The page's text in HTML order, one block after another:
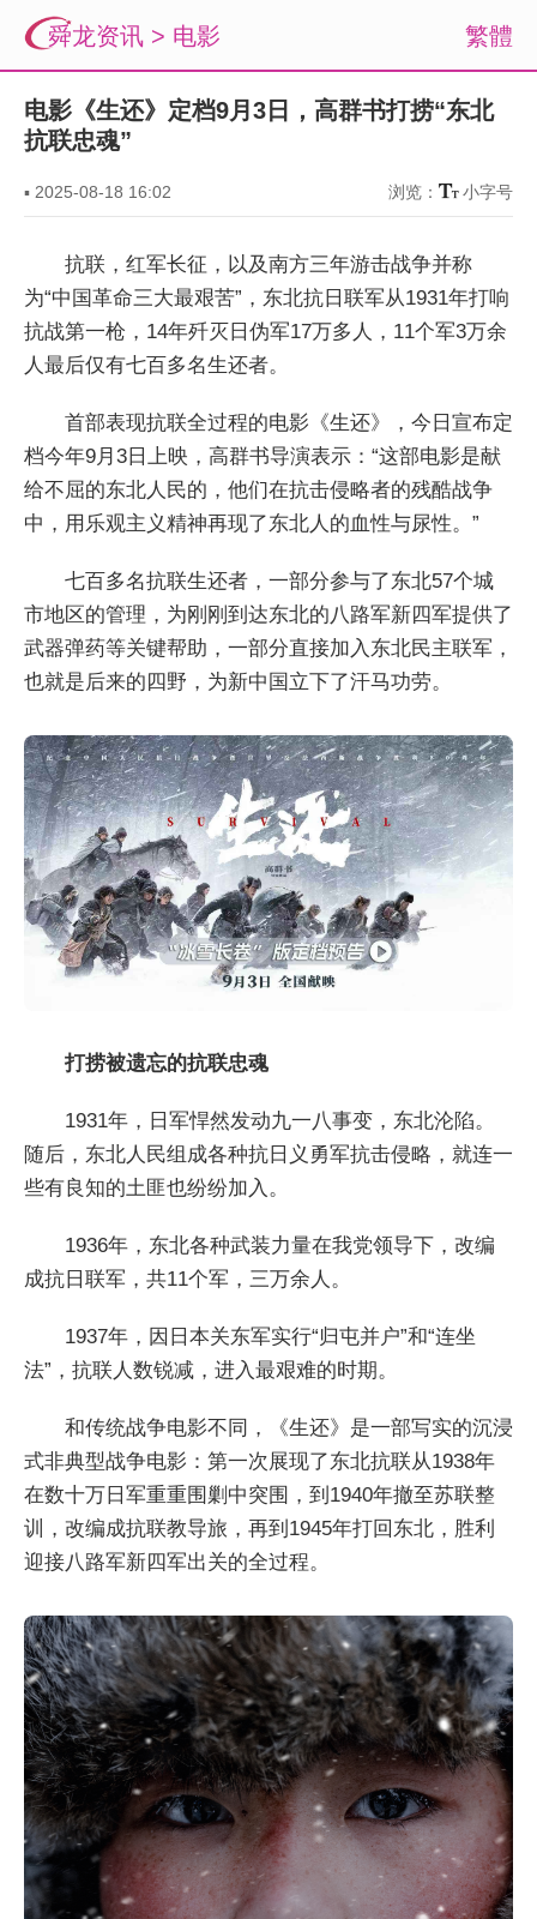
繁體
舜龙资讯 > 电影
电影《生还》定档9月3日，高群书打捞“东北
抗联忠魂”
▪ 2025-08-18 16:02 浏览： 小字号
抗联，红军长征，以及南方三年游击战争并称
为“中国革命三大最艰苦”，东北抗日联军从1931年打响
抗战第一枪，14年歼灭日伪军17万多人，11个军3万余
人最后仅有七百多名生还者。
首部表现抗联全过程的电影《生还》，今日宣布定
档今年9月3日上映，高群书导演表示：“这部电影是献
给不屈的东北人民的，他们在抗击侵略者的残酷战争
中，用乐观主义精神再现了东北人的血性与尿性。”
七百多名抗联生还者，一部分参与了东北57个城
市地区的管理，为刚刚到达东北的八路军新四军提供了
武器弹药等关键帮助，一部分直接加入东北民主联军，
也就是后来的四野，为新中国立下了汗马功劳。
打捞被遗忘的抗联忠魂
1931年，日军悍然发动九一八事变，东北沦陷。
随后，东北人民组成各种抗日义勇军抗击侵略，就连一
些有良知的土匪也纷纷加入。
1936年，东北各种武装力量在我党领导下，改编
成抗日联军，共11个军，三万余人。
1937年，因日本关东军实行“归屯并户”和“连坐
法”，抗联人数锐减，进入最艰难的时期。
和传统战争电影不同，《生还》是一部写实的沉浸
式非典型战争电影：第一次展现了东北抗联从1938年
在数十万日军重重围剿中突围，到1940年撤至苏联整
训，改编成抗联教导旅，再到1945年打回东北，胜利
迎接八路军新四军出关的全过程。